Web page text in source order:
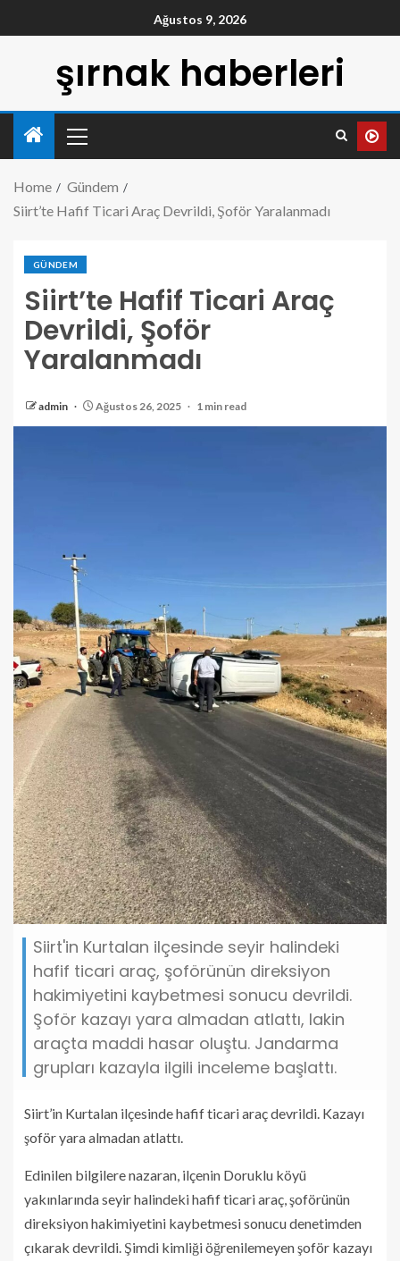
Ağustos 9, 2026
şırnak haberleri
Home
Gündem
Siirt’te Hafif Ticari Araç Devrildi, Şoför Yaralanmadı
GÜNDEM
Siirt’te Hafif Ticari Araç
Devrildi, Şoför
Yaralanmadı
admin Ağustos 26, 2025 1 min read
Siirt'in Kurtalan ilçesinde seyir halindeki
hafif ticari araç, şoförünün direksiyon
hakimiyetini kaybetmesi sonucu devrildi.
Şoför kazayı yara almadan atlattı, lakin
araçta maddi hasar oluştu. Jandarma
grupları kazayla ilgili inceleme başlattı.
Siirt’in Kurtalan ilçesinde hafif ticari araç devrildi. Kazayı
şoför yara almadan atlattı.
Edinilen bilgilere nazaran, ilçenin Doruklu köyü
yakınlarında seyir halindeki hafif ticari araç, şoförünün
direksiyon hakimiyetini kaybetmesi sonucu denetimden
çıkarak devrildi. Şimdi kimliği öğrenilemeyen şoför kazayı